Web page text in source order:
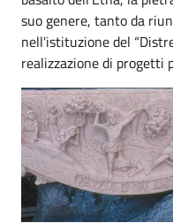
suo genere, tanto da
nell'istituzione del
realizzazione di progetti